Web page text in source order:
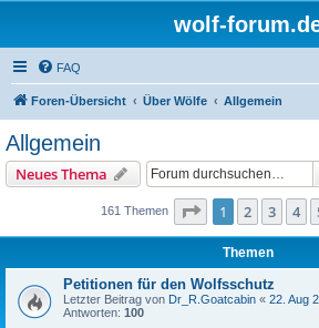
wolf-
FAQ
Foren-Übersicht Über Wölfe Allgemein
Allgemein
Neues Thema
161 Themen Seite 1von
1 2 3 4
Themen
Petitionen für den Wolfsschutz
Letzter Beitrag von Dr_R.Goatcabin « 22. Aug
Antworten: 100